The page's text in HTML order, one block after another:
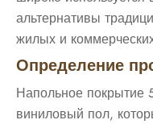
альтернативы
жилых и
Определение
Напольное покрытие
виниловый пол,